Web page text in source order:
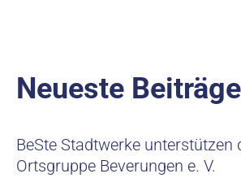
Neueste Beiträge
BeSte Stadtwerke unterstützen
Ortsgruppe Beverungen e. V.